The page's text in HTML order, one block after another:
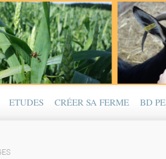
ETUDES CRÉER SA FERME BD